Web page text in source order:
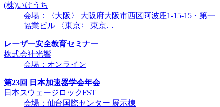
(株)いけうち
会場：〈大阪〉 大阪府大阪市西区阿波座1-15-15・第一
協業ビル 〈東京〉 東京…
レーザー安全教育セミナー
株式会社光響
会場：オンライン
第23回 日本加速器学会年会
日本スウェージロックFST
会場：仙台国際センター 展示棟